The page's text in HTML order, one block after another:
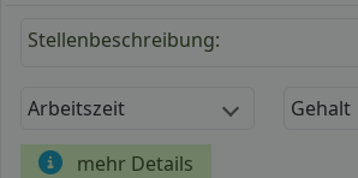
Stellenbeschreibung:
Arbeitszeit Gehalt
mehr Details